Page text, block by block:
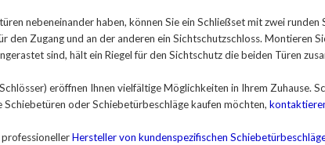
nebeneinander haben, können Sie ein Schließset mit zwei
den Zugang und an der anderen ein Sichtschutzschloss. Montieren
sind, hält ein Riegel für den Sichtschutz die beiden Türen
eröffnen Ihnen vielfältige Möglichkeiten in Ihrem Zuhause.
Schiebetüren oder Schiebetürbeschläge kaufen möchten,
professionellerHersteller von kundenspezifischen